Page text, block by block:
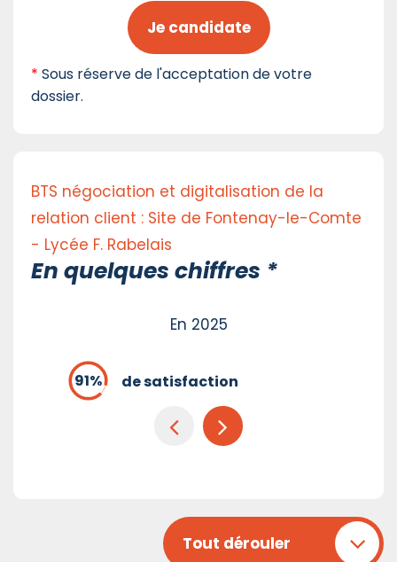
Je candidate
* Sous réserve de l'acceptation de votre
dossier.
BTS négociation et digitalisation de la
relation client : Site de Fontenay-le-Comte
- Lycée F. Rabelais
En quelques chiffres *
En 2025
de satisfaction
Tout dérouler